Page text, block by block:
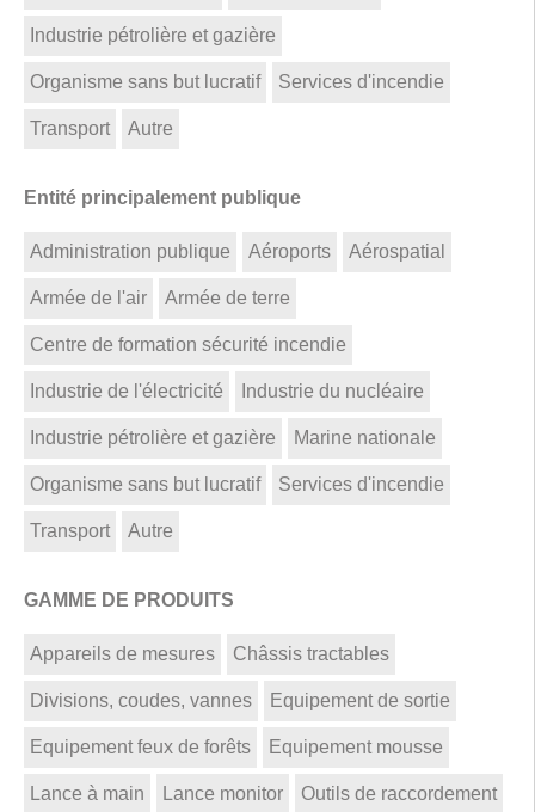
Industrie pétrolière et gazière
Organisme sans but lucratif Services d'incendie
Transport Autre
Entité principalement publique
Administration publique Aéroports Aérospatial
Armée de l'air Armée de terre
Centre de formation sécurité incendie
Industrie de l'électricité Industrie du nucléaire
Industrie pétrolière et gazière Marine nationale
Organisme sans but lucratif Services d'incendie
Transport Autre
GAMME DE PRODUITS
Appareils de mesures Châssis tractables
Divisions, coudes, vannes Equipement de sortie
Equipement feux de forêts Equipement mousse
Lance à main Lance monitor Outils de raccordement